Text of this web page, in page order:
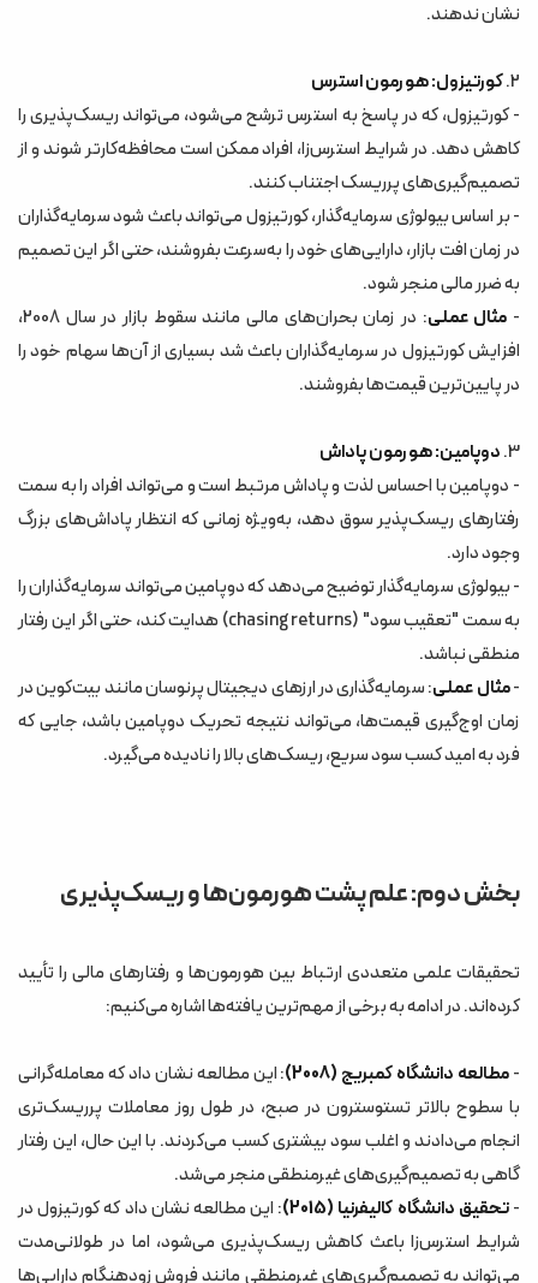
نشان ندهند.
2. کورتیزول: هورمون استرس
- کورتیزول، که در پاسخ به استرس ترشح می‌شود، می‌تواند ریسک‌پذیری را
کاهش دهد. در شرایط استرس‌زا، افراد ممکن است محافظه‌کارتر شوند و از
تصمیم‌گیری‌های پرریسک اجتناب کنند.
- بر اساس بیولوژی سرمایه‌گذار، کورتیزول می‌تواند باعث شود سرمایه‌گذاران
در زمان افت بازار، دارایی‌های خود را به‌سرعت بفروشند، حتی اگر این تصمیم
به ضرر مالی منجر شود.
- مثال عملی
: در زمان بحران‌های مالی مانند سقوط بازار در سال 2008،
افزایش کورتیزول در سرمایه‌گذاران باعث شد بسیاری از آن‌ها سهام خود را
در پایین‌ترین قیمت‌ها بفروشند.
3. دوپامین: هورمون پاداش
- دوپامین با احساس لذت و پاداش مرتبط است و می‌تواند افراد را به سمت
رفتارهای ریسک‌پذیر سوق دهد، به‌ویژه زمانی که انتظار پاداش‌های بزرگ
وجود دارد.
- بیولوژی سرمایه‌گذار توضیح می‌دهد که دوپامین می‌تواند سرمایه‌گذاران را
به سمت "تعقیب سود" (chasing returns) هدایت کند، حتی اگر این رفتار
منطقی نباشد.
-مثال عملی: سرمایه‌گذاری در ارزهای دیجیتال پرنوسان مانند بیت‌کوین در
زمان اوج‌گیری قیمت‌ها، می‌تواند نتیجه تحریک دوپامین باشد، جایی که
فرد به امید کسب سود سریع، ریسک‌های بالا را نادیده می‌گیرد.
بخش دوم: علم پشت هورمون‌ها و ریسک‌پذیری
تحقیقات علمی متعددی ارتباط بین هورمون‌ها و رفتارهای مالی را تأیید
کرده‌اند. در ادامه به برخی از مهم‌ترین یافته‌ها اشاره می‌کنیم:
-مطالعه دانشگاه کمبریج (2008)
: این مطالعه نشان داد که معامله‌گرانی
با سطوح بالاتر تستوسترون در صبح، در طول روز معاملات پرریسک‌تری
انجام می‌دادند و اغلب سود بیشتری کسب می‌کردند. با این حال، این رفتار
گاهی به تصمیم‌گیری‌های غیرمنطقی منجر می‌شد.
-تحقیق دانشگاه کالیفرنیا (2015)
: این مطالعه نشان داد که کورتیزول در
شرایط استرس‌زا باعث کاهش ریسک‌پذیری می‌شود، اما در طولانی‌مدت
می‌تواند به تصمیم‌گیری‌های غیرمنطقی مانند فروش زودهنگام دارایی‌ها